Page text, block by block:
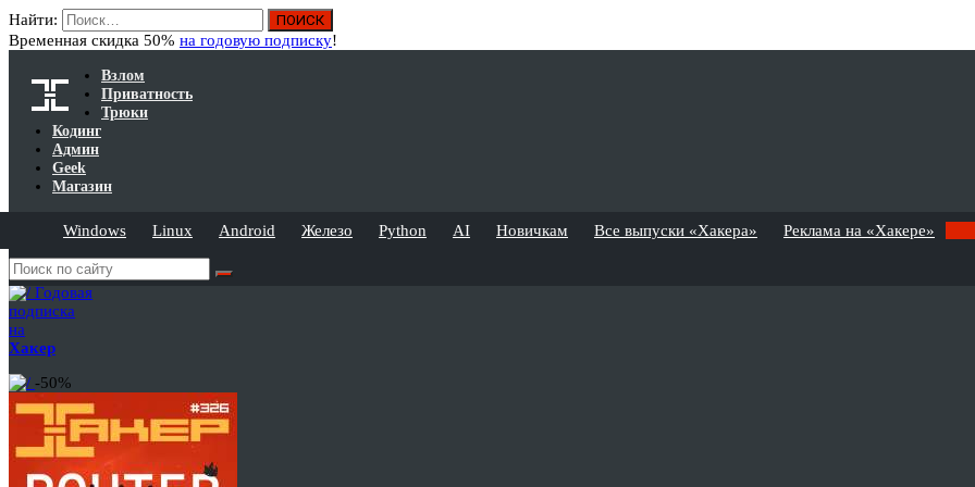
Найти:
Временная скидка 50% на годовую подписку!
Взлом
Приватность
Трюки
Кодинг
Админ
Geek
Магазин
Windows Linux Android Железо Python AI Новичкам Все выпуски «Хакера» Реклама на «Хакере»
Годовая
подписка
на
Хакер
-50%